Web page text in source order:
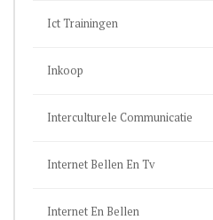
Ict Trainingen
Inkoop
Interculturele Communicatie
Internet Bellen En Tv
Internet En Bellen